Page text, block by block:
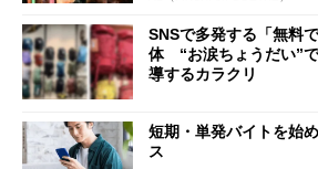
SNSで多発する「無料
体 “お涙ちょうだい”
導するカラクリ
短期・単発バイトを始
ス